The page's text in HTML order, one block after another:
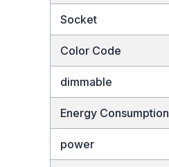
Socket
Color Code
dimmable
Energy Consumption
power